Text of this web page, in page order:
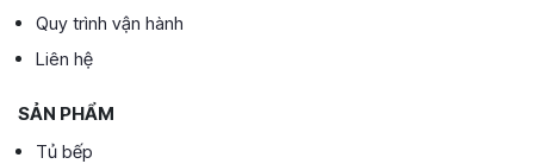
Quy trình vận hành
Liên hệ
SẢN PHẨM
Tủ bếp